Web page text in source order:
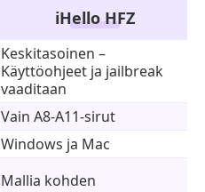
iHello HFZ
Keskitasoinen –
Käyttöohjeet ja jailbreak
vaaditaan
Vain A8-A11-sirut
Windows ja Mac
Mallia kohden